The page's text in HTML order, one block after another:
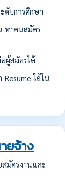
ดับการศึกษา
หาคนสมัคร
ผู้สมัครได้
ได้ใน
ยจ้าง
มัครงานและ